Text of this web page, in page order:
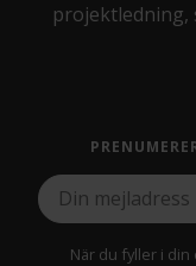
projektledning,
När du fyller i